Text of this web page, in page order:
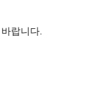
랍니다.